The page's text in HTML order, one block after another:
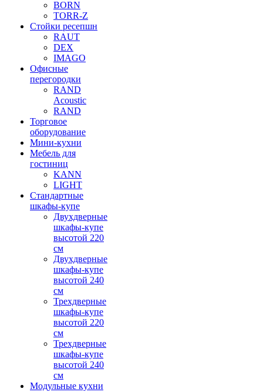
BORN
TORR-Z
Стойки ресепшн
RAUT
DEX
IMAGO
Офисные
перегородки
RAND
Acoustic
RAND
Торговое
оборудование
Мини-кухни
Мебель для
гостиниц
KANN
LIGHT
Стандартные
шкафы-купе
Двухдверные
шкафы-купе
высотой 220
см
Двухдверные
шкафы-купе
высотой 240
см
Трехдверные
шкафы-купе
высотой 220
см
Трехдверные
шкафы-купе
высотой 240
см
Модульные кухни